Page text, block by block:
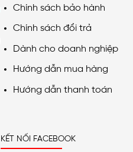
Chính sách bảo hành
Chính sách đổi trả
Dành cho doanh nghiệp
Hướng dẫn mua hàng
Hướng dẫn thanh toán
KẾT NỐI FACEBOOK